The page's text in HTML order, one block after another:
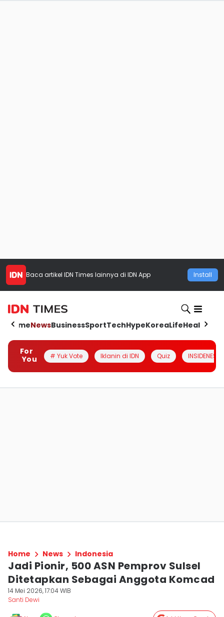
Baca artikel IDN Times lainnya di IDN App Install
HomeNewsBusinessSportTechHypeKoreaLifeHealth
For
You
# Yuk Vote Iklanin di IDN Quiz INSIDENESIA
Home News Indonesia
Jadi Pionir, 500 ASN Pemprov Sulsel
Ditetapkan Sebagai Anggota Komcad
14 Mei 2026, 17:04 WIB
Santi Dewi